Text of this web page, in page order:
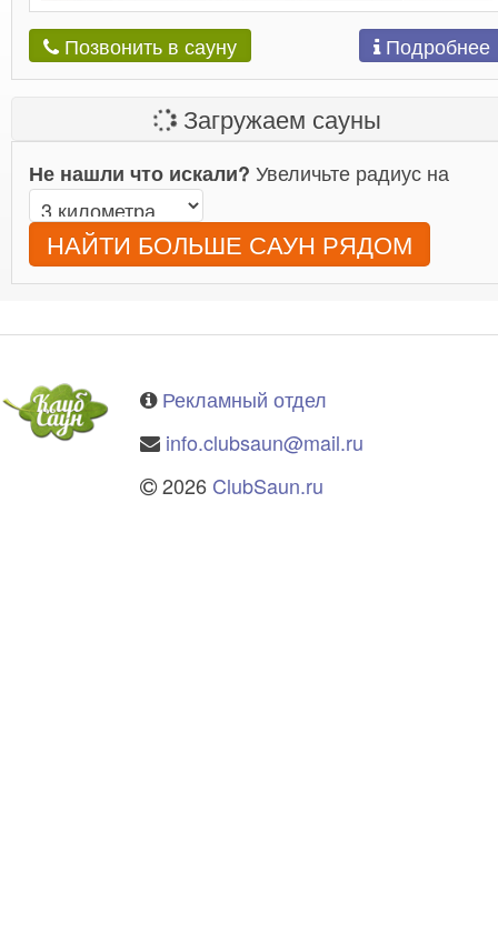
Позвонить в сауну Подробнее
Загружаем сауны
Не нашли что искали? Увеличьте радиус на
НАЙТИ БОЛЬШЕ САУН РЯДОМ
Рекламный отдел
info.clubsaun@mail.ru
2026 ClubSaun.ru